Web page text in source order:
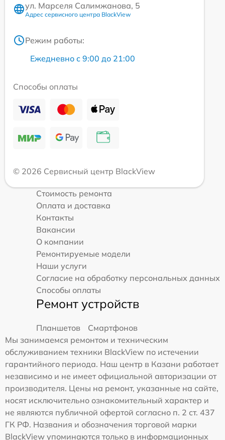
ул. Марселя Салимжанова, 5
Адрес сервисного центра BlackView
Режим работы:
Ежедневно с 9:00 до 21:00
Способы оплаты
© 2026 Сервисный центр BlackView
Стоимость ремонта
Оплата и доставка
Контакты
Вакансии
О компании
Ремонтируемые модели
Наши услуги
Согласие на обработку персональных данных
Способы оплаты
Ремонт устройств
Планшетов
Смартфонов
Мы занимаемся ремонтом и техническим
обслуживанием техники BlackView по истечении
гарантийного периода. Наш центр в Казани работает
независимо и не имеет официальной авторизации от
производителя. Цены на ремонт, указанные на сайте,
носят исключительно ознакомительный характер и
не являются публичной офертой согласно п. 2 ст. 437
ГК РФ. Названия и обозначения торговой марки
BlackView упоминаются только в информационных